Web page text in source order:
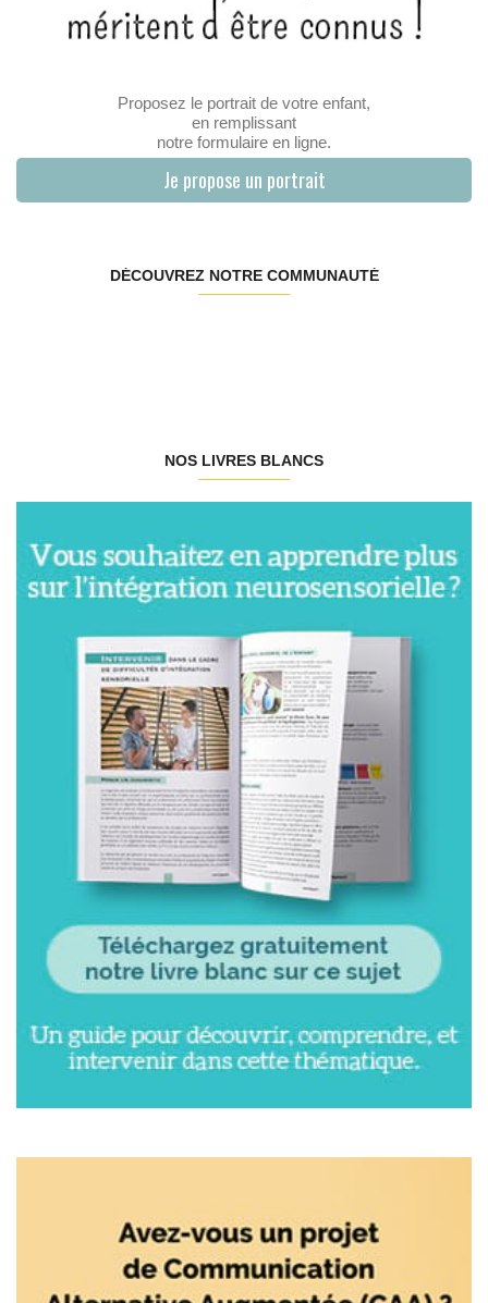
Proposez le portrait de votre enfant,
en remplissant
notre formulaire en ligne.
Je propose un portrait
DÉCOUVREZ NOTRE COMMUNAUTÉ
NOS LIVRES BLANCS